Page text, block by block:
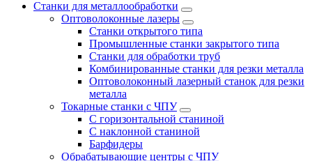
Станки для металлообработки
Оптоволоконные лазеры
Станки открытого типа
Промышленные станки закрытого типа
Станки для обработки труб
Комбинированные станки для резки металла
Оптоволоконный лазерный станок для резки
металла
Токарные станки с ЧПУ
С горизонтальной станиной
С наклонной станиной
Барфидеры
Обрабатывающие центры с ЧПУ